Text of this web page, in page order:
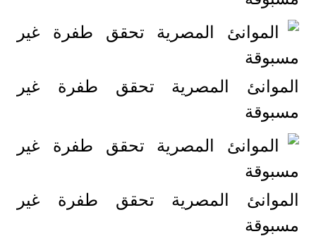
الموانئ المصرية تحقق طفرة غير
مسبوقة
الموانئ المصرية تحقق طفرة غير
مسبوقة